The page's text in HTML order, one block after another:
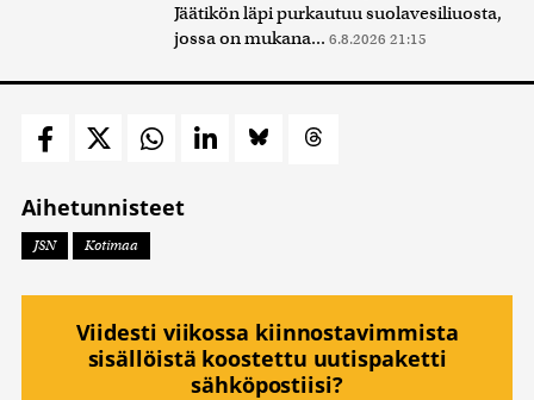
Jäätikön läpi purkautuu suolavesiliuosta,
jossa on mukana... 6.8.2026 21:15
Aihetunnisteet
JSN Kotimaa
Viidesti viikossa kiinnostavimmista
sisällöistä koostettu uutispaketti
sähköpostiisi?